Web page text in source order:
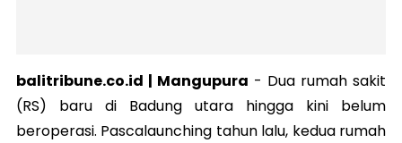
balitribune.co.id | Mangupura - Dua rumah sakit
(RS) baru di Badung utara hingga kini belum
beroperasi. Pascalaunching tahun lalu, kedua rumah